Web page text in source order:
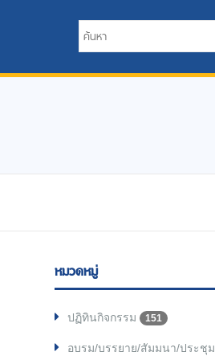
หมวดหมู่
ปฏิทินกิจกรรม 151
อบรม/บรรยาย/สัมมนา/ประชุม